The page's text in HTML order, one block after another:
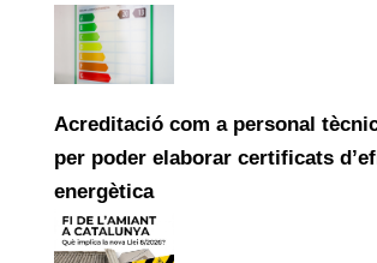
Acreditació com a personal
per poder elaborar certificats
energètica